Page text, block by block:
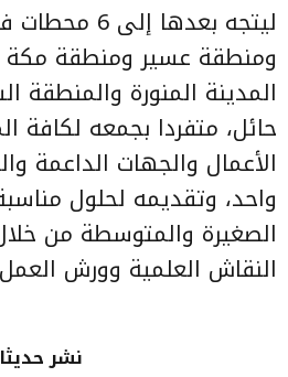
ليتجه بعدها
ومنطقة عسير ومنطقة مكة
المدينة المنورة والمنطقة
حائل، متفردا بجمعه لكافة
الأعمال والجهات الداعمة
واحد، وتقديمه لحلول
الصغيرة والمتوسطة من
النقاش العلمية وورش
نشر حديثا